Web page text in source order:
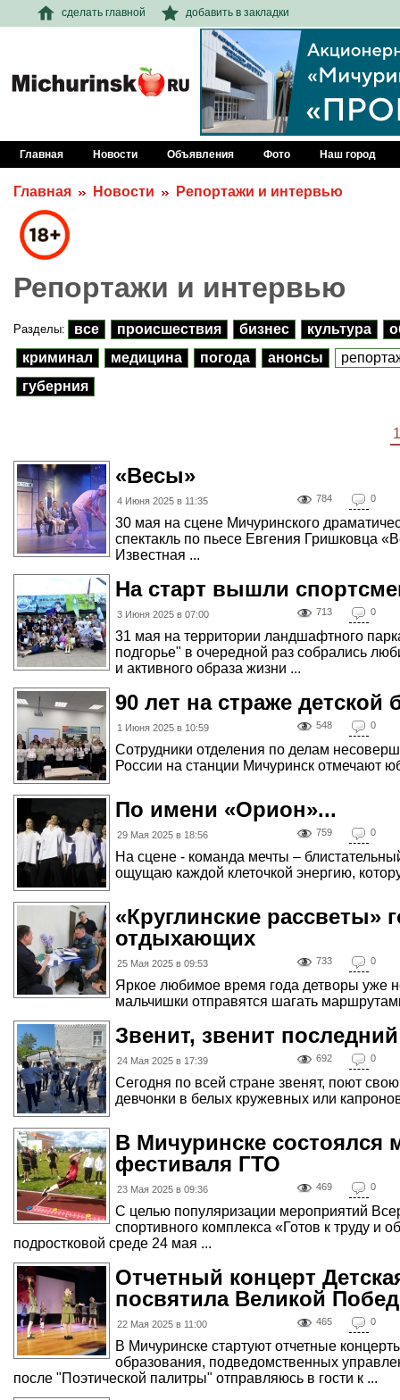
сделать главной добавить в закладки
Главная Новости Объявления Фото Наш город
Главная Новости Репортажи и интервью
Репортажи и интервью
Разделы: все происшествия бизнес культура
криминал
медицина погода анонсы
губерния
1
«Весы»
4 Июня 2025 в 11:35 784 0
30 мая на сцене Мичуринского
спектакль по пьесе Евгения Гришковца
Известная ...
На старт вышли
3 Июня 2025 в 07:00 713 0
31 мая на территории ландшафтного
подгорье" в очередной раз собрались
и активного образа жизни ...
90 лет на страже детской
1 Июня 2025 в 10:59 548 0
Сотрудники отделения по делам
России на станции Мичуринск отмечают
По имени «Орион»...
29 Мая 2025 в 18:56 759 0
На сцене - команда мечты –
ощущаю каждой клеточкой энергию,
«Круглинские рассветы»
отдыхающих
25 Мая 2025 в 09:53 733 0
Яркое любимое время года детворы уже
мальчишки отправятся шагать
Звенит, звенит
24 Мая 2025 в 17:39 692 0
Сегодня по всей стране звенят, поют
девчонки в белых кружевных или
В Мичуринске состоялся
фестиваля ГТО
23 Мая 2025 в 09:36 469 0
С целью популяризации мероприятий
спортивного комплекса «Готов к труду и
подростковой среде 24 мая ...
Отчетный концерт
посвятила Великой
22 Мая 2025 в 11:00 465 0
В Мичуринске стартуют отчетные
образования, подведомственных
после "Поэтической палитры" отправляюсь в гости к ...